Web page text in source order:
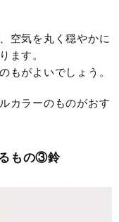
空気を丸く穏やかに
ます。
もがよいでしょう。
カラーのものがおす
るもの③鈴